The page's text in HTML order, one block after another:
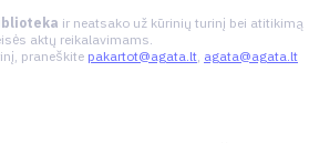
ir neatsako už kūrinių turinį bei atitikimą
aktų reikalavimams.
praneškite pakartot@agata.lt, agata@agata.lt